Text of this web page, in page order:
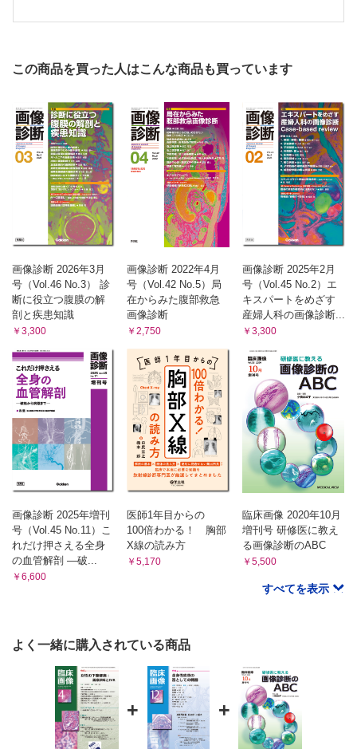
この商品を買った人はこんな商品も買っています
画像診断 2026年3月
号（Vol.46 No.3） 診
断に役立つ腹膜の解
剖と疾患知識
￥3,300
画像診断 2022年4月
号（Vol.42 No.5）局
在からみた腹部救急
画像診断
￥2,750
画像診断 2025年2月
号（Vol.45 No.2）エ
キスパートをめざす
産婦人科の画像診断...
￥3,300
画像診断 2025年増刊
号（Vol.45 No.11）こ
れだけ押さえる全身
の血管解剖 ―破...
￥6,600
医師1年目からの
100倍わかる！ 胸部
X線の読み方
￥5,170
臨床画像 2020年10月
増刊号 研修医に教え
る画像診断のABC
￥5,500
すべてを表示
よく一緒に購入されている商品
+ +